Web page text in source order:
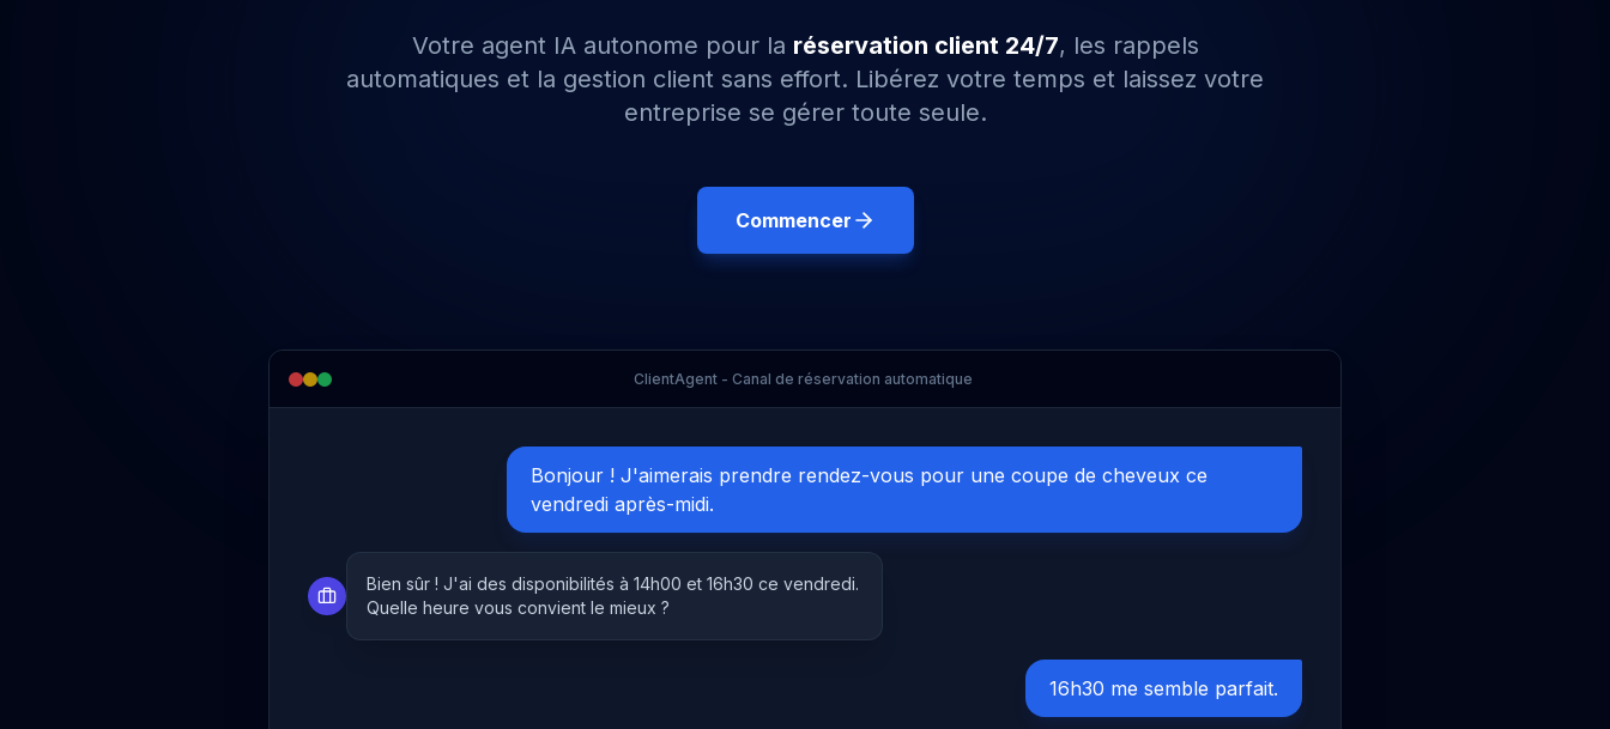
Votre agent IA autonome pour la réservation client 24/7, les rappels
automatiques et la gestion client sans effort. Libérez votre temps et laissez votre
entreprise se gérer toute seule.
Commencer
ClientAgent - Canal de réservation automatique
Bonjour ! J'aimerais prendre rendez-vous pour une coupe de cheveux ce
vendredi après-midi.
Bien sûr ! J'ai des disponibilités à 14h00 et 16h30 ce vendredi.
Quelle heure vous convient le mieux ?
16h30 me semble parfait.